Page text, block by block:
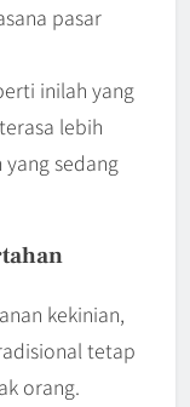
pasar
inilah yang
lebih
sedang
kekinian,
tetap
orang.